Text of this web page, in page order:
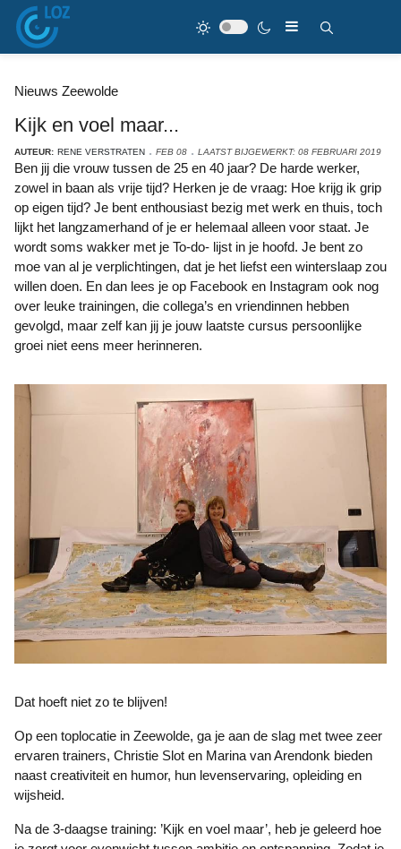
Nieuws Zeewolde
Kijk en voel maar...
AUTEUR: RENE VERSTRATEN FEB 08 LAATST BIJGEWERKT: 08 FEBRUARI 2019
Ben jij die vrouw tussen de 25 en 40 jaar? De harde werker,
zowel in baan als vrije tijd? Herken je de vraag: Hoe krijg ik grip
op eigen tijd? Je bent enthousiast bezig met werk en thuis, toch
lijkt het langzamerhand of je er helemaal alleen voor staat. Je
wordt soms wakker met je To-do- lijst in je hoofd. Je bent zo
moe van al je verplichtingen, dat je het liefst een winterslaap zou
willen doen. En dan lees je op Facebook en Instagram ook nog
over leuke trainingen, die collega’s en vriendinnen hebben
gevolgd, maar zelf kan jij je jouw laatste cursus persoonlijke
groei niet eens meer herinneren.
Dat hoeft niet zo te blijven!
Op een toplocatie in Zeewolde, ga je aan de slag met twee zeer
ervaren trainers, Christie Slot en Marina van Arendonk bieden
naast creativiteit en humor, hun levenservaring, opleiding en
wijsheid.
Na de 3-daagse training: ’Kijk en voel maar’, heb je geleerd hoe